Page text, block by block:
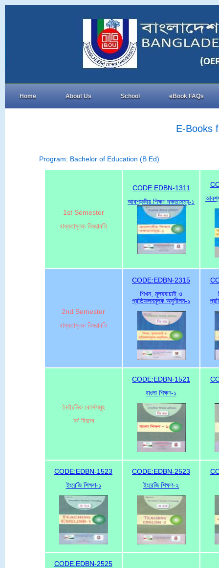
Home About Us School eBook FAQs
E-Books
Program: Bachelor of Education (B.Ed)
1st Semester
বাধ্যতামূলক বিষয়াবলি
CODE:EDBN-1311
আবশ্যকীয় শিক্ষণ দক্ষতাসমূহ-১
2nd Semester
বাধ্যতামূলক বিষয়াবলি
CODE:EDBN-2315
শিখন, মূল্যযাচাই ও
প্রতিফলনমূলক অনুশীলন-১
নৈর্বাচনিক কোর্সসমূহ
‘ক’ বিভাগ
CODE:EDBN-1521
বাংলা শিক্ষণ-১
CODE:EDBN-1523
ইংরেজি শিক্ষণ-১
CODE:EDBN-2523
ইংরেজি শিক্ষণ-২
CODE:EDBN-2525